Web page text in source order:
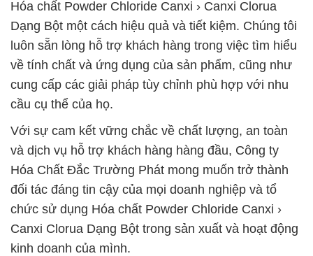
Hóa chất Powder Chloride Canxi › Canxi Clorua
Dạng Bột một cách hiệu quả và tiết kiệm. Chúng tôi
luôn sẵn lòng hỗ trợ khách hàng trong việc tìm hiểu
về tính chất và ứng dụng của sản phẩm, cũng như
cung cấp các giải pháp tùy chỉnh phù hợp với nhu
cầu cụ thể của họ.
Với sự cam kết vững chắc về chất lượng, an toàn
và dịch vụ hỗ trợ khách hàng hàng đầu, Công ty
Hóa Chất Đắc Trường Phát mong muốn trở thành
đối tác đáng tin cậy của mọi doanh nghiệp và tổ
chức sử dụng Hóa chất Powder Chloride Canxi ›
Canxi Clorua Dạng Bột trong sản xuất và hoạt động
kinh doanh của mình.